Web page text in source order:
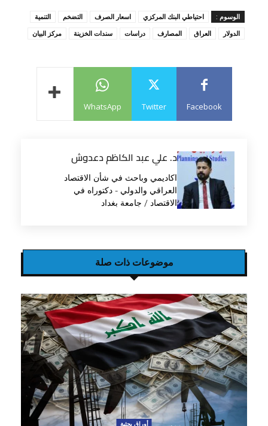
الوسوم : احتياطي البنك المركزي اسعار الصرف التضخم
التنمية
الدولار
العراق المصارف دراسات سندات الخزينة مركز البيان
Facebook
Twitter
WhatsApp
د. علي عبد الكاظم دعدوش
اكاديمي وباحث في شأن الاقتصاد
العراقي والدولي - دكتوراه في
الاقتصاد / جامعة بغداد
موضوعات ذات صلة
أوراق بحثية